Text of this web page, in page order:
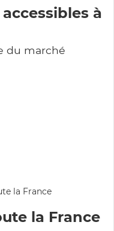
à
du marché
la France